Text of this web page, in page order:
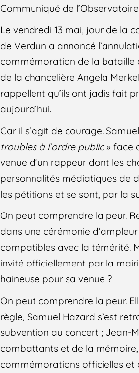
Communiqué de
Le vendredi 13 mai, jour de la
de Verdun a annoncé
commémoration de la bataille
de la chancelière Angela
rappellent qu’ils ont jadis fait
aujourd’hui.
Car il s’agit de courage.
troubles à l’ordre public» face
venue d’un rappeur dont les
personnalités médiatiques de
les pétitions et se sont, par la
On peut comprendre la peur.
dans une cérémonie
compatibles avec la témérité.
invité officiellement par la
haineuse pour sa venue ?
On peut comprendre la peur.
règle, Samuel Hazard s’est
subvention au concert ; Jean-
combattants et de la
commémorations officielles et